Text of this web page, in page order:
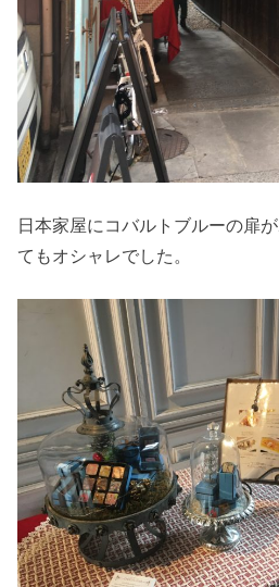
日本家屋にコバルトブルーの扉
てもオシャレでした。